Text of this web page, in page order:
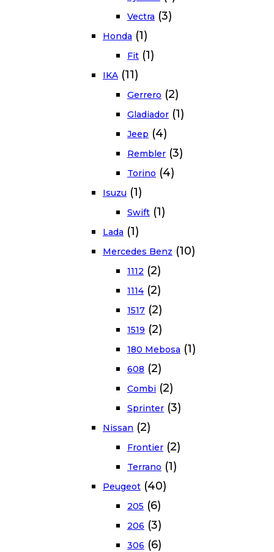
Vectra (3)
Honda (1)
Fit (1)
IKA (11)
Gerrero (2)
Gladiador (1)
Jeep (4)
Rembler (3)
Torino (4)
Isuzu (1)
Swift (1)
Lada (1)
Mercedes Benz (10)
1112 (2)
1114 (2)
1517 (2)
1519 (2)
180 Mebosa (1)
608 (2)
Combi (2)
Sprinter (3)
Nissan (2)
Frontier (2)
Terrano (1)
Peugeot (40)
205 (6)
206 (3)
306 (6)